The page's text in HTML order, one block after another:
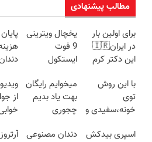
مطالب پیشنهادی
برای اولین بار
در ایران🇮🇷
این دکتر کرم
روزه ساخت!
یخچال ویترینی
9 فوت
ایستکول
با این روش
توی
خونه،سفیدی و
برگردون
میخوایم رایگان
بهت یاد بدیم
چجوری
نداری امتحانش
از
اسپری بیدکش
دندان مصنوعی